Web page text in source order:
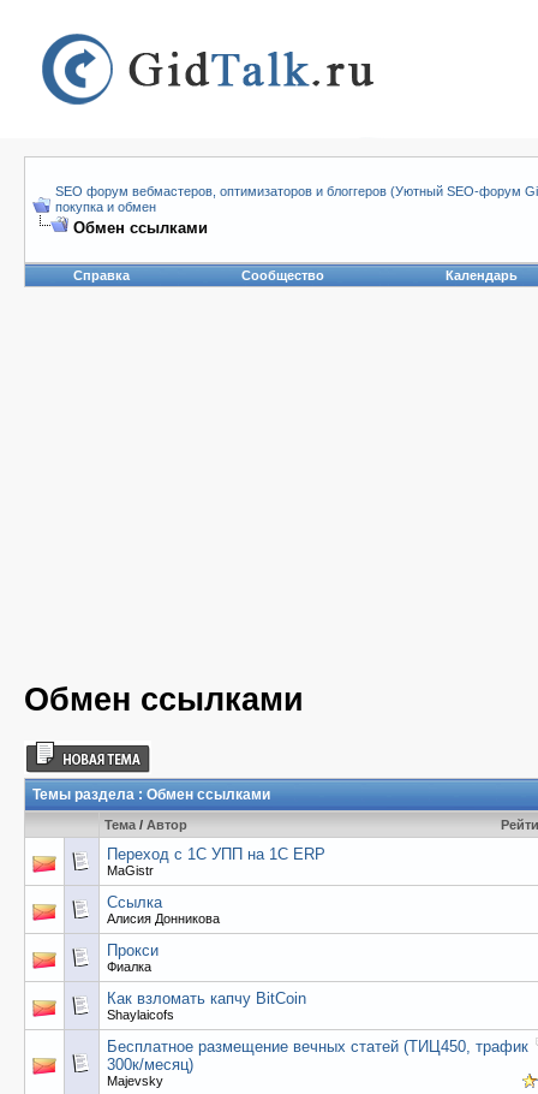
SEO форум вебмастеров, оптимизаторов и блоггеров (Уютный SEO-форум
покупка и обмен
Обмен ссылками
Справка Сообщество Календарь
Обмен ссылками
Темы раздела : Обмен ссылками
Тема / Автор
Переход с 1С УПП на 1С ERP
MaGistr
Ссылка
Алисия Донникова
Прокси
Фиалка
Как взломать капчу BitCoin
Shaylaicofs
Бесплатное размещение вечных статей (ТИЦ450, трафик
300к/месяц)
Majevsky